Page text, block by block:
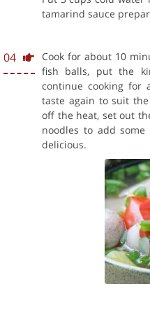
tamarind sauce
04
Cook for about 10
fish balls, put the
continue cooking for
taste again to suit
off the heat, set out
noodles to add
delicious.